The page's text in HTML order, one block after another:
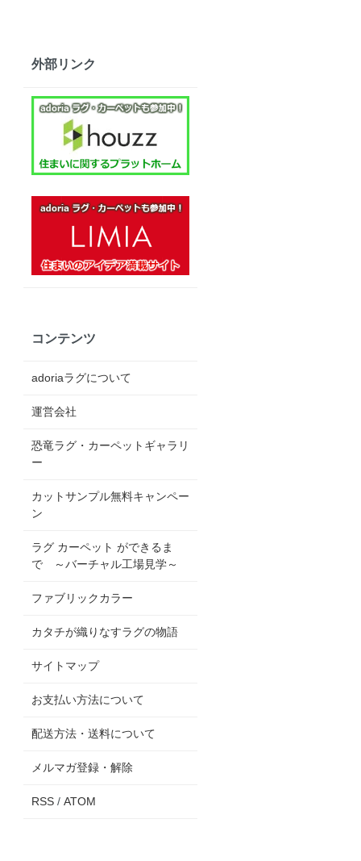
外部リンク
コンテンツ
adoriaラグについて
運営会社
恐竜ラグ・カーペットギャラリ
ー
カットサンプル無料キャンペー
ン
ラグ カーペット ができるま
で ～バーチャル工場見学～
ファブリックカラー
カタチが織りなすラグの物語
サイトマップ
お支払い方法について
配送方法・送料について
メルマガ登録・解除
RSS / ATOM